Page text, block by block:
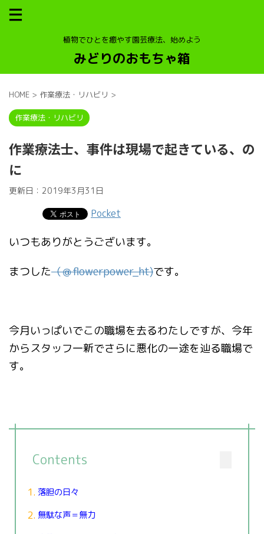
植物でひとを癒やす園芸療法、始めよう
みどりのおもちゃ箱
HOME > 作業療法・リハビリ >
作業療法・リハビリ
作業療法士、事件は現場で起きている、の
に
更新日： 2019年3月31日
Pocket
いつもありがとうございます。
まつした（＠flowerpower_ht)です。
今月いっぱいでこの職場を去るわたしですが、今年
からスタッフ一新でさらに悪化の一途を辿る職場で
す。
Contents
落胆の日々
無駄な声＝無力